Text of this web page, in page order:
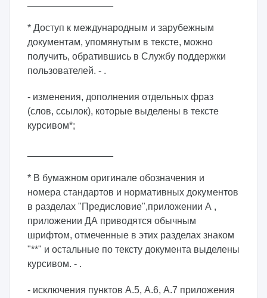
* Доступ к международным и зарубежным
документам, упомянутым в тексте, можно
получить, обратившись в Службу поддержки
пользователей. - .
- изменения, дополнения отдельных фраз
(слов, ссылок), которые выделены в тексте
курсивом*;
* В бумажном оригинале обозначения и
номера стандартов и нормативных документов
в разделах "Предисловие",приложении А ,
приложении ДА приводятся обычным
шрифтом, отмеченные в этих разделах знаком
"**" и остальные по тексту документа выделены
курсивом. - .
- исключения пунктов А.5, А.6, А.7 приложения